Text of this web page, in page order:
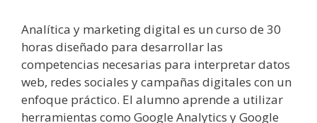
Analítica y marketing digital es un curso de 30
horas diseñado para desarrollar las
competencias necesarias para interpretar datos
web, redes sociales y campañas digitales con un
enfoque práctico. El alumno aprende a utilizar
herramientas como Google Analytics y Google